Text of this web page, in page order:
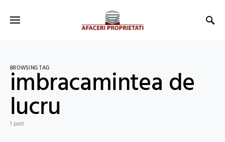
BROWSING TAG
imbracamintea de
lucru
1 post